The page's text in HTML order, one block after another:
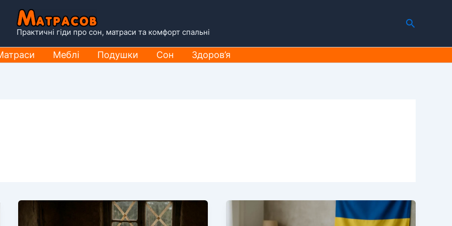
Практичні гіди про сон, матраси та комфорт спальні
Пошук
Меблі Подушки Сон Здоров’я